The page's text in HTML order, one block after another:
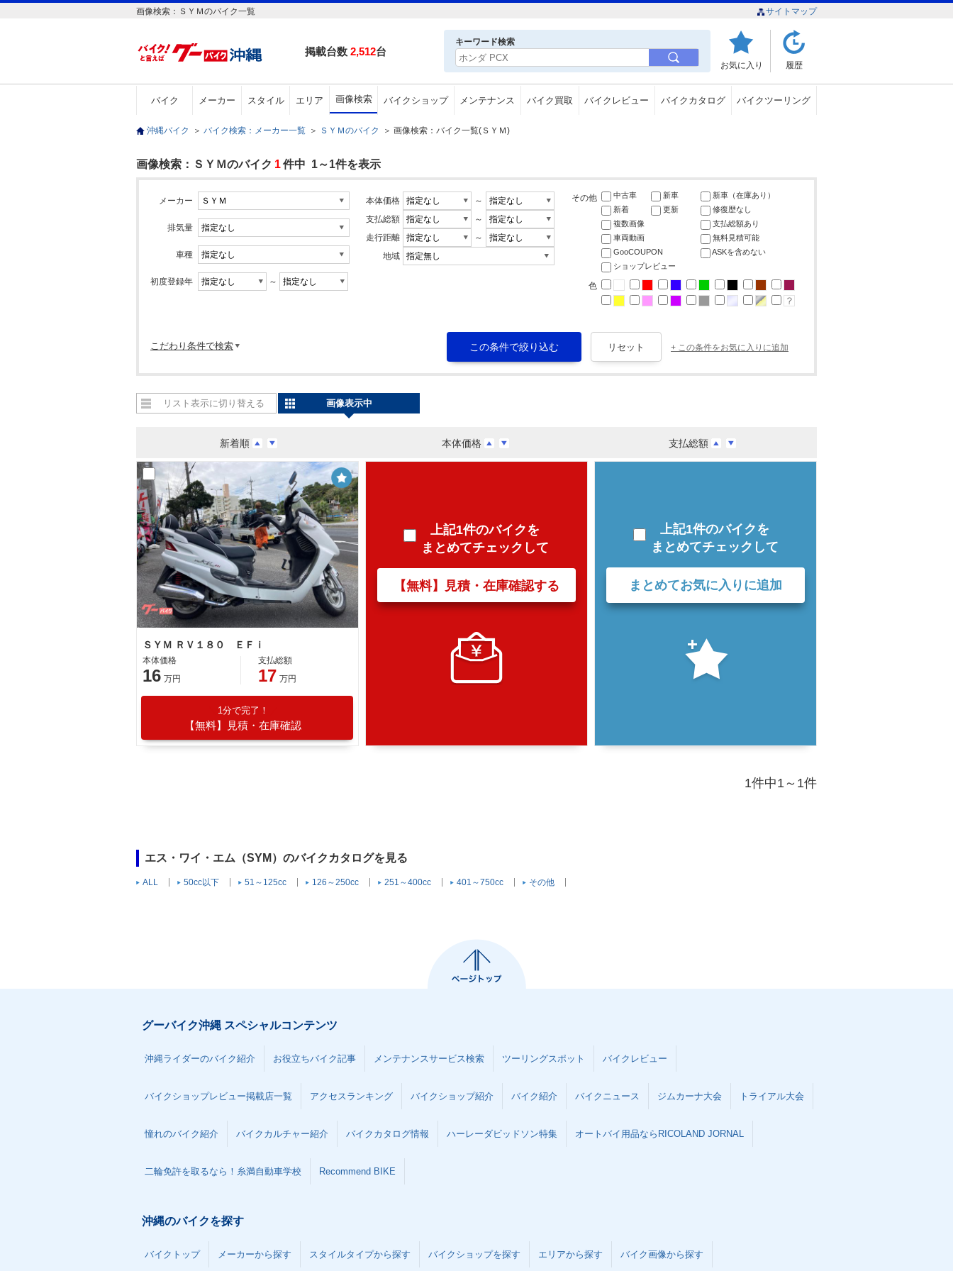
画像検索：ＳＹＭのバイク一覧 サイトマップ
掲載台数 2,512台
キーワード検索
お気に入り 履歴
バイク メーカー スタイル エリア 画像検索 バイクショップ メンテナンス バイク買取 バイクレビュー バイクカタログ バイクツーリング
沖縄バイク ＞ バイク検索：メーカー一覧 ＞ ＳＹＭのバイク ＞ 画像検索：バイク一覧(ＳＹＭ)
画像検索：ＳＹＭのバイク 1件中 1～1件を表示
メーカー
排気量
車種
初度登録年 ～
本体価格
～
支払総額
～
走行距離
～
地域
その他 中古車 新車
新車（在庫あり）
新着
更新
修復歴なし
複数画像
支払総額あり
車両動画
無料見積可能
GooCOUPON
ASKを含めない
ショップレビュー
色
こだわり条件で検索 + この条件をお気に入りに追加
新着順 本体価格 支払総額
リスト表示に切り替える 画像表示中
ＳＹＭ ＲＶ１８０ ＥＦｉ
本体価格
16 万円
支払総額
17 万円
1分で完了！
【無料】見積・在庫確認
上記1件のバイクを
まとめてチェックして
【無料】見積・在庫確認する
上記1件のバイクを
まとめてチェックして
まとめてお気に入りに追加
1件中1～1件
エス・ワイ・エム（SYM）のバイクカタログを見る
ALL 50cc以下 51～125cc 126～250cc 251～400cc 401～750cc その他
グーバイク沖縄 スペシャルコンテンツ
沖縄ライダーのバイク紹介 お役立ちバイク記事 メンテナンスサービス検索 ツーリングスポット バイクレビュー
バイクショップレビュー掲載店一覧 アクセスランキング バイクショップ紹介 バイク紹介 バイクニュース ジムカーナ大会 トライアル大会
憧れのバイク紹介 バイクカルチャー紹介 バイクカタログ情報 ハーレーダビッドソン特集 オートバイ用品ならRICOLAND JORNAL
二輪免許を取るなら！糸満自動車学校 Recommend BIKE
沖縄のバイクを探す
バイクトップ メーカーから探す スタイルタイプから探す バイクショップを探す エリアから探す バイク画像から探す